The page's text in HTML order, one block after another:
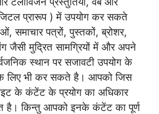
प्रारूप ) में उपयोग कर सकते
समाचार पत्रों, पुस्तकों, ब्रोशर,
जैसी मुद्रित सामग्रियों में और अपने
स्थान पर सजावटी उपयोग के
के लिए भी कर सकते है। आपको जिस
के कंटेंट के प्रयोग का अधिकार
है। किन्तु आपको इनके कंटेंट का पूर्ण